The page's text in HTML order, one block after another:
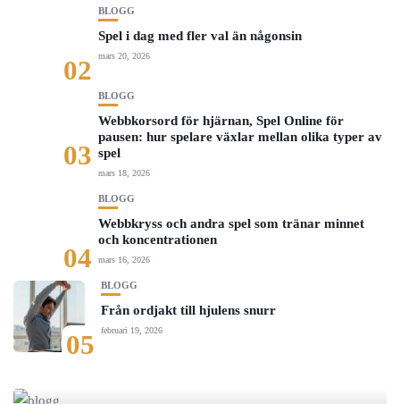
02
BLOGG
Spel i dag med fler val än någonsin
mars 20, 2026
03
BLOGG
Webbkorsord för hjärnan, Spel Online för
pausen: hur spelare växlar mellan olika typer av
spel
mars 18, 2026
04
BLOGG
Webbkryss och andra spel som tränar minnet
och koncentrationen
mars 16, 2026
05
BLOGG
Från ordjakt till hjulens snurr
februari 19, 2026